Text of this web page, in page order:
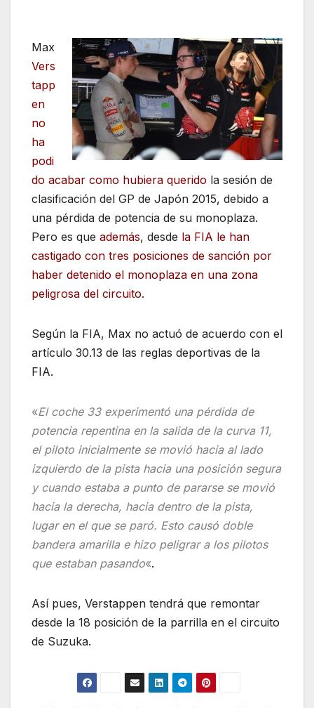
Max
Vers
tapp
en
no
ha
podi
do acabar como hubiera querido la sesión de
clasificación del GP de Japón 2015, debido a
una pérdida de potencia de su monoplaza.
Pero es que además, desde la FIA le han
castigado con tres posiciones de sanción por
haber detenido el monoplaza en una zona
peligrosa del circuito.
Según la FIA, Max no actuó de acuerdo con el
artículo 30.13 de las reglas deportivas de la
FIA.
«El coche 33 experimentó una pérdida de
potencia repentina en la salida de la curva 11,
el piloto inicialmente se movió hacia al lado
izquierdo de la pista hacia una posición segura
y cuando estaba a punto de pararse se movió
hacia la derecha, hacia dentro de la pista,
lugar en el que se paró. Esto causó doble
bandera amarilla e hizo peligrar a los pilotos
que estaban pasando«.
Así pues, Verstappen tendrá que remontar
desde la 18 posición de la parrilla en el circuito
de Suzuka.